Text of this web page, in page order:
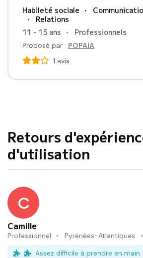
Habileté sociale
Relations
11 - 15 ans
Professionnels
Proposé par : POPAIA
1 avis
Retours
d'utilisation
C
Camille
Professionnel Pyrénées-Atlantiques
Assez difficile à prendre en main